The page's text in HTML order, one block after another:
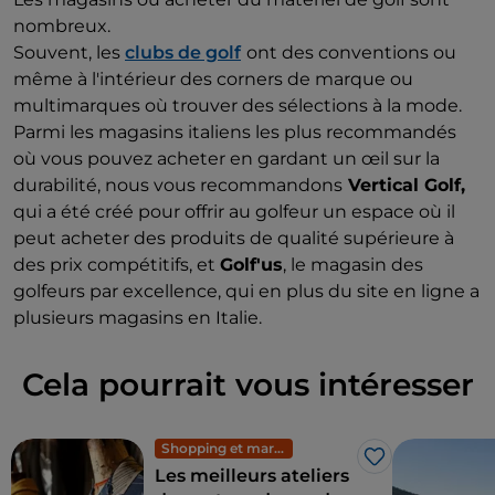
combinés au style moderne de la marque.
Le tissu durable en question est leCarvico
Revolutional,entièrement fabriqué en Italie, qui se
caractérise par une grande capacité de
thermorégulation et de respirabilité.
La marque s'est engagée à créer
uneadhérence parfaiteau corps qui garantit une
réduction significative de la formation d'acide
lactique. L'élasticité des vêtements favorise la
mobilité du corps pendant le jeu, assurant une
amélioration des performances.
s'engage le plus dans la création de vêtements éco-
durables adaptés au parcours de golf estBerig. Leurs
répondre aux goûts et aux besoins des plus
exigeants. La marque toscane allie style italien,
nombreux.
Souvent, les clubs de golf ont des conventions ou
même à l'intérieur des corners de marque ou
multimarques où trouver des sélections à la mode.
Parmi les magasins italiens les plus recommandés
où vous pouvez acheter en gardant un œil sur la
durabilité, nous vous recommandons Vertical Golf,
qui a été créé pour offrir au golfeur un espace où il
peut acheter des produits de qualité supérieure à
des prix compétitifs, et Golf'us, le magasin des
golfeurs par excellence, qui en plus du site en ligne a
plusieurs magasins en Italie.
Cela pourrait vous intéresser
Shopping et marchés
J’aime
Les meilleurs ateliers